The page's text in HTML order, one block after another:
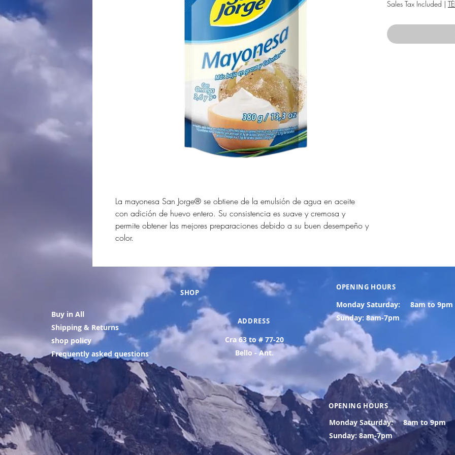
La mayonesa San Jorge® se obtiene de la emulsión de agua en aceite
con adición de huevo entero. Su consistencia es suave y cremosa y
permite obtener las mejores preparaciones debido a su buen desempeño y
color.
Sales Tax Included |
SHOP
Buy in All
Shipping & Returns
shop policy
Frequently asked questions
ADDRESS
Cra 63 to # 77-20
Bello - Ant.
OPENING HOURS
Monday Saturday:
8am to 9pm
Sunday: 8am-7pm
OPENING HOURS
Monday Saturday:
8am to 9pm
Sunday: 8am-7pm